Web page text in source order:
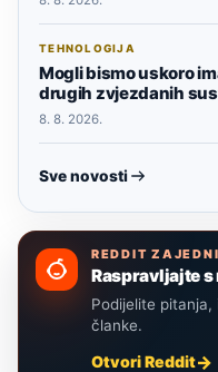
TEHNOLOGIJA
Mogli bismo uskoro
drugih zvjezdanih
8. 8. 2026.
Sve novosti
REDDIT
Raspravljajte
Podijelite pitanja,
članke.
Otvori Reddit